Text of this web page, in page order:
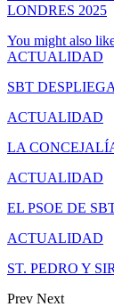
LONDRES 2025
You might also
ACTUALIDAD
SBT
ACTUALIDAD
LA
ACTUALIDAD
EL PSOE DE
ACTUALIDAD
ST. PEDRO Y
Prev Next